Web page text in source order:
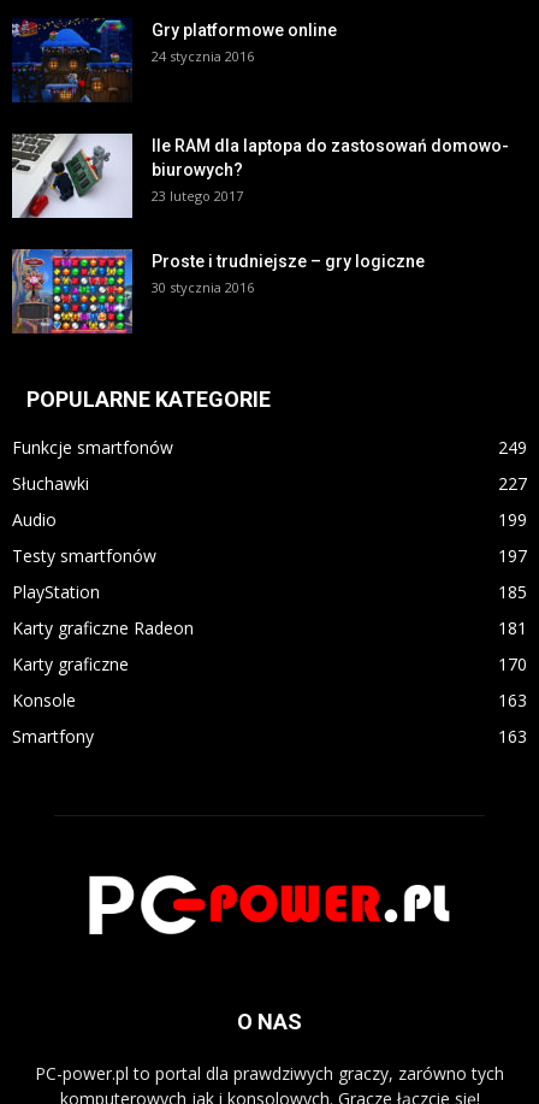
Gry platformowe online
24 stycznia 2016
Ile RAM dla laptopa do zastosowań domowo-
biurowych?
23 lutego 2017
Proste i trudniejsze – gry logiczne
30 stycznia 2016
POPULARNE KATEGORIE
Funkcje smartfonów
249
Słuchawki
227
Audio
199
Testy smartfonów
197
PlayStation
185
Karty graficzne Radeon
181
Karty graficzne
170
Konsole
163
Smartfony
163
O NAS
PC-power.pl to portal dla prawdziwych graczy, zarówno tych
komputerowych jak i konsolowych. Gracze łączcie się!